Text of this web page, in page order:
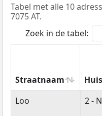
Tabel met alle 10
7075 AT.
Zoek in de tabel:
Straatnaam
Straatnaam
Loo 2 -